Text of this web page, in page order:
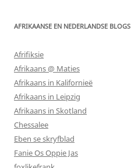
AFRIKAANSE EN NEDERLANDSE BLOGS
Afrifiksie
Afrikaans @ Maties
Afrikaans in Kalifornieë
Afrikaans in Leipzig
Afrikaans in Skotland
Chessalee
Eben se skryfblad
Fanie Os Oppie Jas